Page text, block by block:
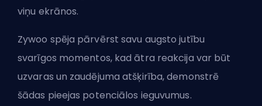
viņu ekrānos.
Zywoo spēja pārvērst savu augsto jutību
svarīgos momentos, kad ātra reakcija var būt
uzvaras un zaudējuma atšķirība, demonstrē
šādas pieejas potenciālos ieguvumus.